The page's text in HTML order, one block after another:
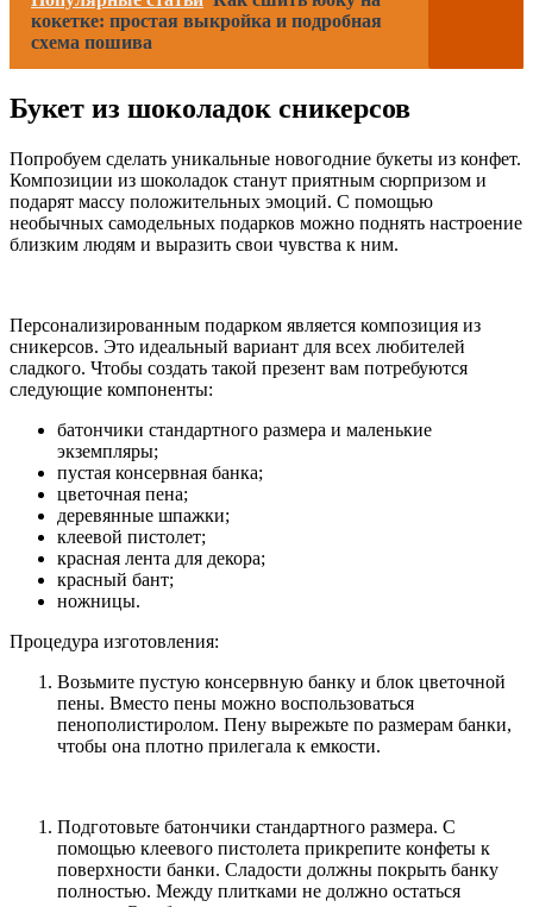
кокетке: простая выкройка и подробная
схема пошива
Букет из шоколадок сникерсов
Попробуем сделать уникальные новогодние букеты из конфет.
Композиции из шоколадок станут приятным сюрпризом и
подарят массу положительных эмоций. С помощью
необычных самодельных подарков можно поднять настроение
близким людям и выразить свои чувства к ним.
Персонализированным подарком является композиция из
сникерсов. Это идеальный вариант для всех любителей
сладкого. Чтобы создать такой презент вам потребуются
следующие компоненты:
батончики стандартного размера и маленькие
экземпляры;
пустая консервная банка;
цветочная пена;
деревянные шпажки;
клеевой пистолет;
красная лента для декора;
красный бант;
ножницы.
Процедура изготовления:
Возьмите пустую консервную банку и блок цветочной
пены. Вместо пены можно воспользоваться
пенополистиролом. Пену вырежьте по размерам банки,
чтобы она плотно прилегала к емкости.
Подготовьте батончики стандартного размера. С
помощью клеевого пистолета прикрепите конфеты к
поверхности банки. Сладости должны покрыть банку
полностью. Между плитками не должно остаться